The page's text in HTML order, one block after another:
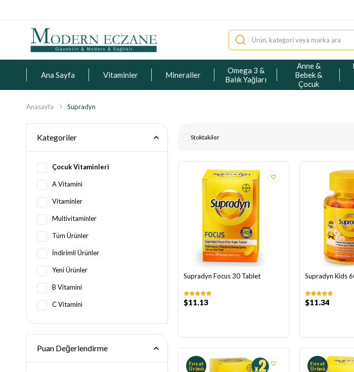
Ana Sayfa Vitaminler Mineraller
Omega 3 &
Balık Yağları
Anne &
Bebek &
Çocuk
Anasayfa Supradyn
Kategoriler
Çocuk Vitaminleri
A Vitamini
Vitaminler
Multivitaminler
Tüm Ürünler
İndirimli Ürünler
Yeni Ürünler
B Vitamini
C Vitamini
Puan Değerlendirme
Stoktakiler
Supradyn Focus 30 Tablet
$11.13
Supradyn Kids
$11.34
Fırsat
Ürünü
Fırsat
Ürünü